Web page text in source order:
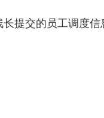
提交的员工调度